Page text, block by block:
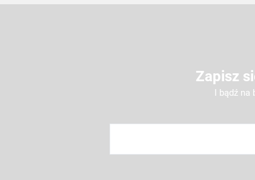
Zapisz
I bądź na